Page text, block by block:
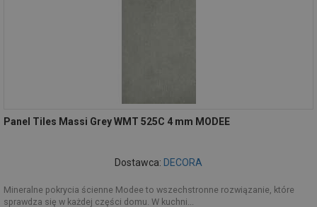
Panel Tiles Massi Grey WMT 525C 4 mm MODEE
Dostawca: DECORA
Mineralne pokrycia ścienne Modee to wszechstronne rozwiązanie, które
sprawdza się w każdej części domu. W kuchni...